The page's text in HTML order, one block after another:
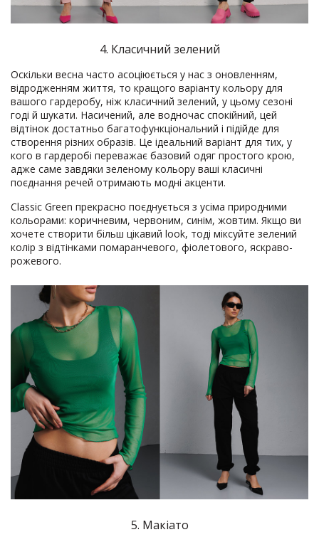
4. Класичний зелений
Оскільки весна часто асоціюється у нас з оновленням,
відродженням життя, то кращого варіанту кольору для
вашого гардеробу, ніж класичний зелений, у цьому сезоні
годі й шукати. Насичений, але водночас спокійний, цей
відтінок достатньо багатофункціональний і підійде для
створення різних образів. Це ідеальний варіант для тих, у
кого в гардеробі переважає базовий одяг простого крою,
адже саме завдяки зеленому кольору ваші класичні
поєднання речей отримають модні акценти.
Classic Green прекрасно поєднується з усіма природними
кольорами: коричневим, червоним, синім, жовтим. Якщо ви
хочете створити більш цікавий look, тоді міксуйте зелений
колір з відтінками помаранчевого, фіолетового, яскраво-
рожевого.
5. Макіато